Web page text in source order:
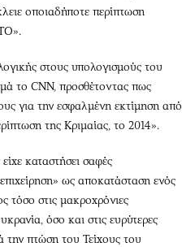
οποιαδήποτε περίπτωση
στους υπολογισμούς του
το CNN, προσθέτοντας πως
για την εσφαλμένη εκτίμηση από
της Κριμαίας, το 2014».
καταστήσει σαφές
ως αποκατάσταση ενός
τόσο στις μακροχρόνιες
όσο και στις ευρύτερες
την πτώση του Τείχους του